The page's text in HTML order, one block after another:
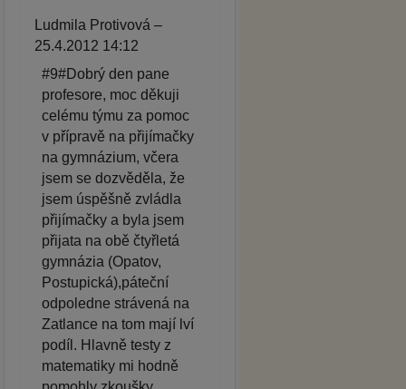
Ludmila Protivová –
25.4.2012 14:12
#9#Dobrý den pane
profesore, moc děkuji
celému týmu za pomoc
v přípravě na přijímačky
na gymnázium, včera
jsem se dozvěděla, že
jsem úspěšně zvládla
přijímačky a byla jsem
přijata na obě čtyřletá
gymnázia (Opatov,
Postupická),páteční
odpoledne strávená na
Zatlance na tom mají lví
podíl. Hlavně testy z
matematiky mi hodně